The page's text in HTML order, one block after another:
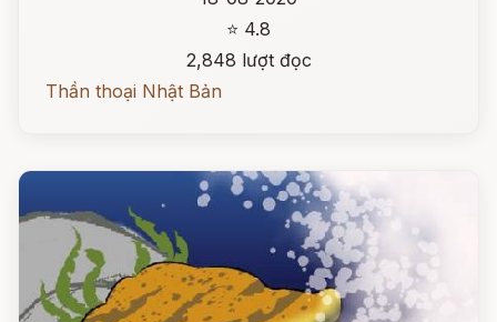
⭐ 4.8
2,848 lượt đọc
Thần thoại Nhật Bản